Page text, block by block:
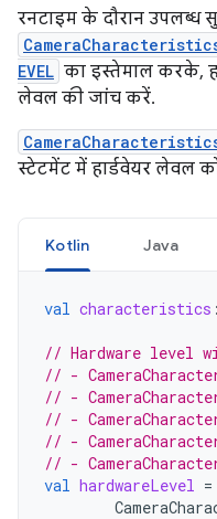
रनटाइम के दौरान उपलब्ध
EVEL का इस्तेमाल करके,
लेवल की जांच करें.
स्टेटमेंट में हार्डवेयर लेवल
Kotlin Java
val characteristics :
// Hardware level
// -
// -
// -
// -
// -
val hardwareLevel =